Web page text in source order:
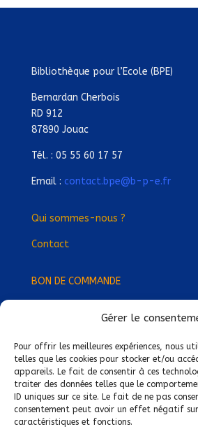
Gérer le
Pour offrir les meilleures expériences, nous
telles que les cookies pour stocker et/ou
appareils. Le fait de consentir à ces
traiter des données telles que le
ID uniques sur ce site. Le fait de ne pas
consentement peut avoir un effet négatif
caractéristiques et fonctions.
Bibliothèque pour l’Ecole (BPE)
Bernardan Cherbois
RD 912
87890 Jouac
Tél. : 05 55 60 17 57
Email : contact.bpe@b-p-e.fr
Qui sommes-nous ?
Contact
BON DE COMMANDE
Devenez Délégué·e Régional·e !
Trouvez-nous près de chez vous !
Mentions légales
Conditions générales de vente